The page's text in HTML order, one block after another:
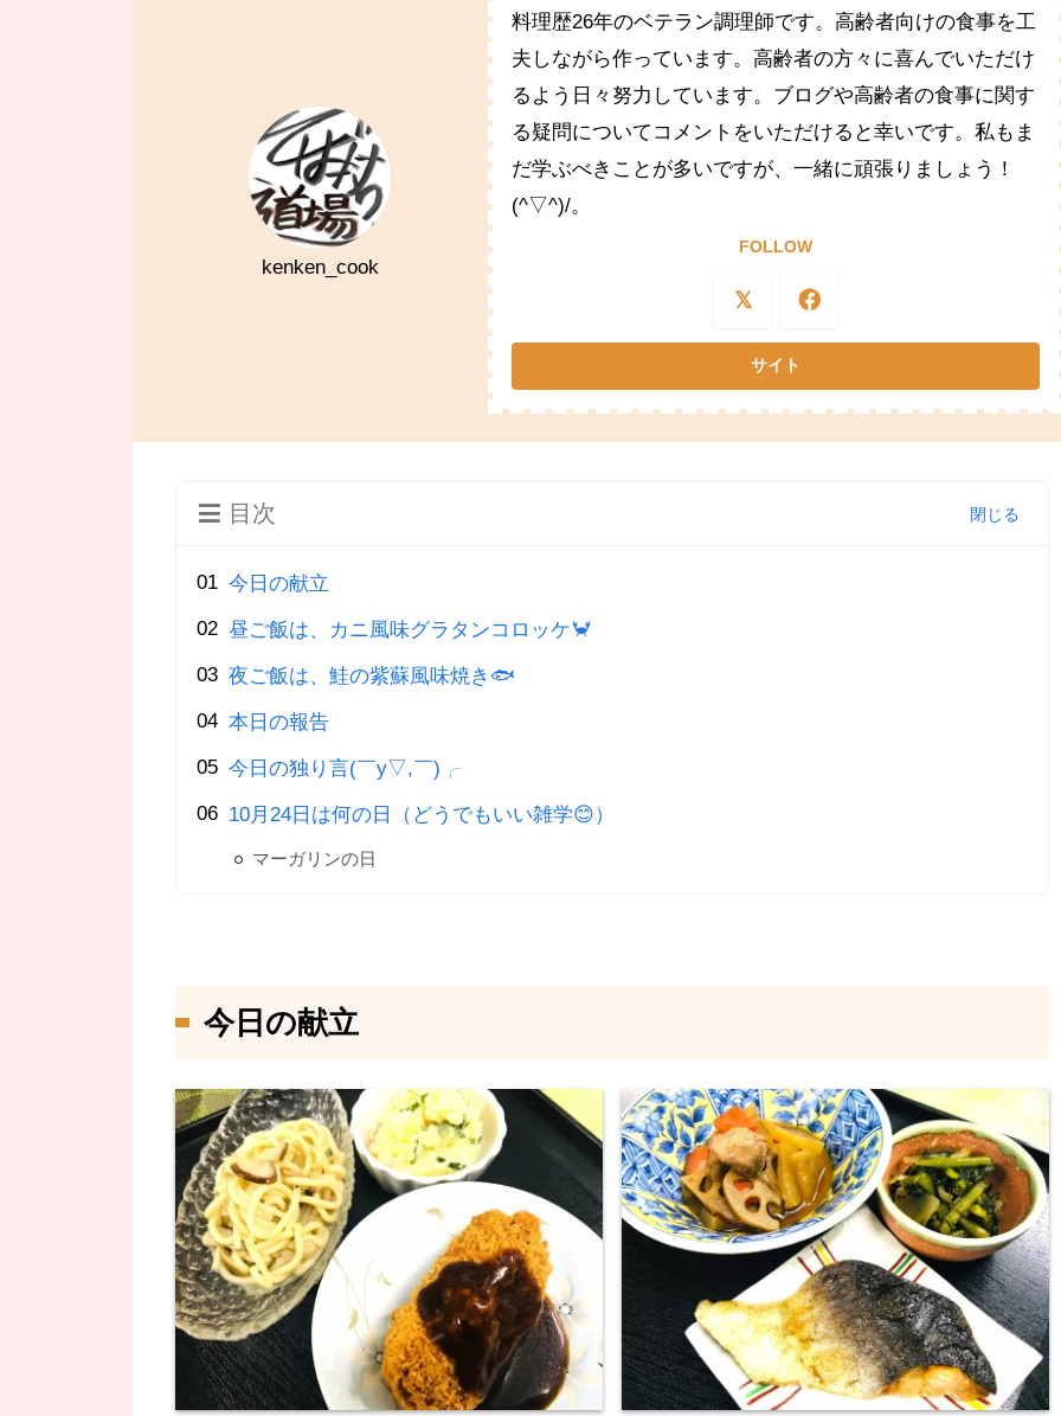
kenken_cook
料理歴26年のベテラン調理師です。高齢者向けの食事を工
夫しながら作っています。高齢者の方々に喜んでいただけ
るよう日々努力しています。ブログや高齢者の食事に関す
る疑問についてコメントをいただけると幸いです。私もま
だ学ぶべきことが多いですが、一緒に頑張りましょう！
(^▽^)/。
FOLLOW
目次
今日の献立
昼ご飯は、カニ風味グラタンコロッケ🦀
夜ご飯は、鮭の紫蘇風味焼き🐟
本日の報告
今日の独り言(￣y▽,￣)╭
10月24日は何の日（どうでもいい雑学😊）
マーガリンの日
今日の献立